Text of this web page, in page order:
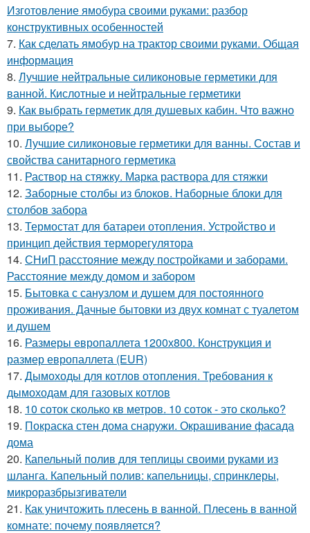
Изготовление ямобура своими руками: разбор
конструктивных особенностей
7. Как сделать ямобур на трактор своими руками. Общая
информация
8. Лучшие нейтральные силиконовые герметики для
ванной. Кислотные и нейтральные герметики
9. Как выбрать герметик для душевых кабин. Что важно
при выборе?
10. Лучшие силиконовые герметики для ванны. Состав и
свойства санитарного герметика
11. Раствор на стяжку. Марка раствора для стяжки
12. Заборные столбы из блоков. Наборные блоки для
столбов забора
13. Термостат для батареи отопления. Устройство и
принцип действия терморегулятора
14. СНиП расстояние между постройками и заборами.
Расстояние между домом и забором
15. Бытовка с санузлом и душем для постоянного
проживания. Дачные бытовки из двух комнат с туалетом
и душем
16. Размеры европаллета 1200х800. Конструкция и
размер европаллета (EUR)
17. Дымоходы для котлов отопления. Требования к
дымоходам для газовых котлов
18. 10 соток сколько кв метров. 10 соток - это сколько?
19. Покраска стен дома снаружи. Окрашивание фасада
дома
20. Капельный полив для теплицы своими руками из
шланга. Капельный полив: капельницы, спринклеры,
микроразбрызгиватели
21. Как уничтожить плесень в ванной. Плесень в ванной
комнате: почему появляется?